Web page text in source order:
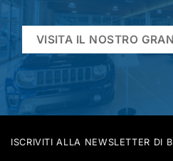
VISITA IL NOSTRO
ISCRIVITI ALLA NEWSLETTER DI